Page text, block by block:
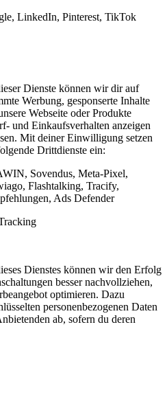
LinkedIn, Pinterest, TikTok
Dienste können wir dir auf
Werbung, gesponserte Inhalte
Webseite oder Produkte
und Einkaufsverhalten anzeigen
Mit deiner Einwilligung setzen
Drittdienste ein:
Sovendus, Meta-Pixel,
Flashtalking, Tracify,
Ads Defender
Dienstes können wir den Erfolg
besser nachvollziehen,
optimieren. Dazu
personenbezogenen Daten
ab, sofern du deren